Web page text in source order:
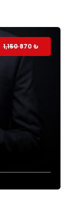
1,150870 ₺